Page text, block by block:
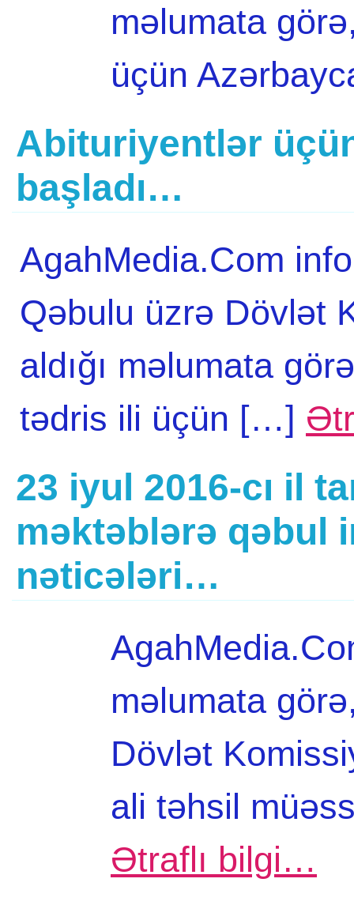
məlumata
üçün
Abituriyentlər
başladı…
AgahMedia.Com
Qəbulu üzrə Dövlət
aldığı məlumata
tədris ili üçün […]
23 iyul 2016-cı il
məktəblərə qəbul
nəticələri…
məlumata
Dövlət
ali təhsil
Ətraflı bilgi…